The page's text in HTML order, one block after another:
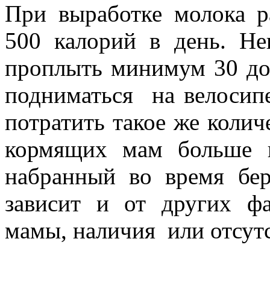
При выработке молока
500 калорий в день.
проплыть минимум 30
подниматься на
потратить такое же
кормящих мам
набранный во время
зависит и от других
мамы, наличия или